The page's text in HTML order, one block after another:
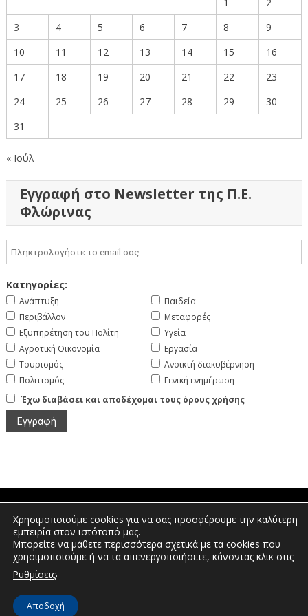
3
4 5 6 7 8
9
10
11 12 13 14 15
16
17
18 19 20 21 22
23
24
25 26 27 28 29
30
31
« Ιούλ
Εγγραφή στο Newsletter της Π.Ε.
Φλώρινας
Κατηγορίες:
Ανάπτυξη
Περιβάλλον
Εξυπηρέτηση του Πολίτη
Αγροτική Οικονομία
Τουρισμός
Πολιτισμός
Παιδεία
Μεταφορές
Υγεία
Εργασία
Ανοικτή διακυβέρνηση
Γενική ενημέρωση
Έχω διαβάσει και αποδέχομαι τους όρους χρήσης
Πτολεμαίων 1, Διοικητήριο Φλώρινας |
Τηλέφωνο: 2385350400 | Email:
info.florina@pdm.gov.gr
© Διεύθυνση Διαφάνειας & Ηλεκτρονικής Διακυβέρνησης | Περιφερειακή
Χρησιμοποιούμε cookies για να σας προσφέρουμε την καλύτερη
εμπειρία στον ιστότοπό μας.
Μπορείτε να μάθετε περισσότερα σχετικά με τα cookies που
χρησιμοποιούμε ή να τα απενεργοποιήσετε, κάνοντας κλικ στις
Ρυθμίσεις.
Αποδοχή